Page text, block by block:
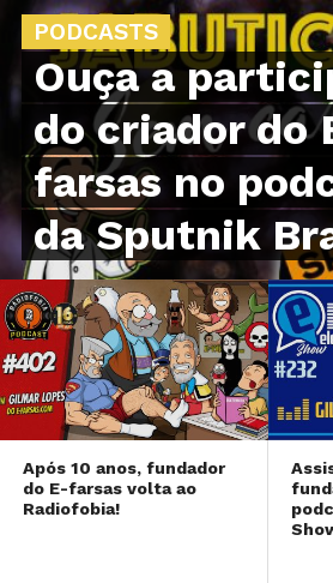
PODCASTS
Ouça a
do criador do
farsas no
da Sputnik
Após 10 anos, fundador
do E-farsas volta ao
Radiofobia!